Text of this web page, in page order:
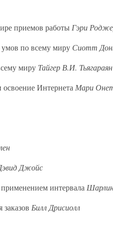
приемов работы Гэри
по всему миру Сиотт
миру Тайгер В.И. Тьягараян
Интернета Мари
Джойс
интервала
Билл Дрисиолл